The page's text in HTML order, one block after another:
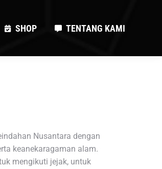
SHOP TENTANG KAMI
Nusantara dengan
keanekaragaman alam.
mengikuti jejak, untuk